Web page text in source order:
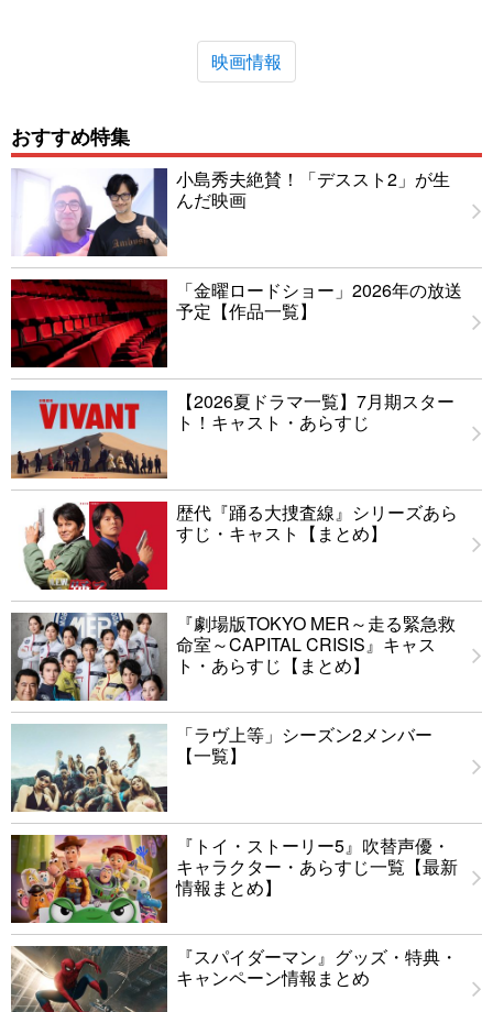
映画情報
おすすめ特集
小島秀夫絶賛！「デススト2」が生
んだ映画
「金曜ロードショー」2026年の放送
予定【作品一覧】
【2026夏ドラマ一覧】7月期スター
ト！キャスト・あらすじ
歴代『踊る大捜査線』シリーズあら
すじ・キャスト【まとめ】
『劇場版TOKYO MER～走る緊急救
命室～CAPITAL CRISIS』キャス
ト・あらすじ【まとめ】
「ラヴ上等」シーズン2メンバー
【一覧】
『トイ・ストーリー5』吹替声優・
キャラクター・あらすじ一覧【最新
情報まとめ】
『スパイダーマン』グッズ・特典・
キャンペーン情報まとめ